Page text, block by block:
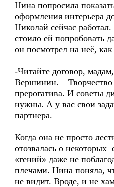
Нина попросила
оформления интерьера
Николай сейчас
стоило ей попробовать
он посмотрел на неё,
-Читайте договор,
Вершинин. – Творчество
прерогатива. И советы
нужны. А у вас свои
партнера.
Когда она не просто
отозвалась о некоторых
«гений» даже не
плечами. Нина поняла,
не видит. Вроде, и не